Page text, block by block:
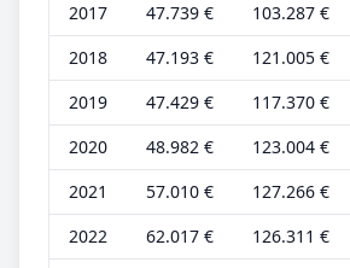
2017
47.739 € 103.287 €
2018
47.193 € 121.005 €
2019
47.429 € 117.370 €
2020
48.982 € 123.004 €
2021
57.010 € 127.266 €
2022
62.017 € 126.311 €